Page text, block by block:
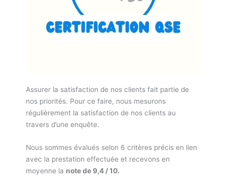
Assurer la satisfaction de nos clients fait partie de
nos priorités. Pour ce faire, nous mesurons
régulièrement la satisfaction de nos clients au
travers d’une enquête.
Nous sommes évalués selon 6 critères précis en lien
avec la prestation effectuée et recevons en
moyenne la note de 9,4 / 10.